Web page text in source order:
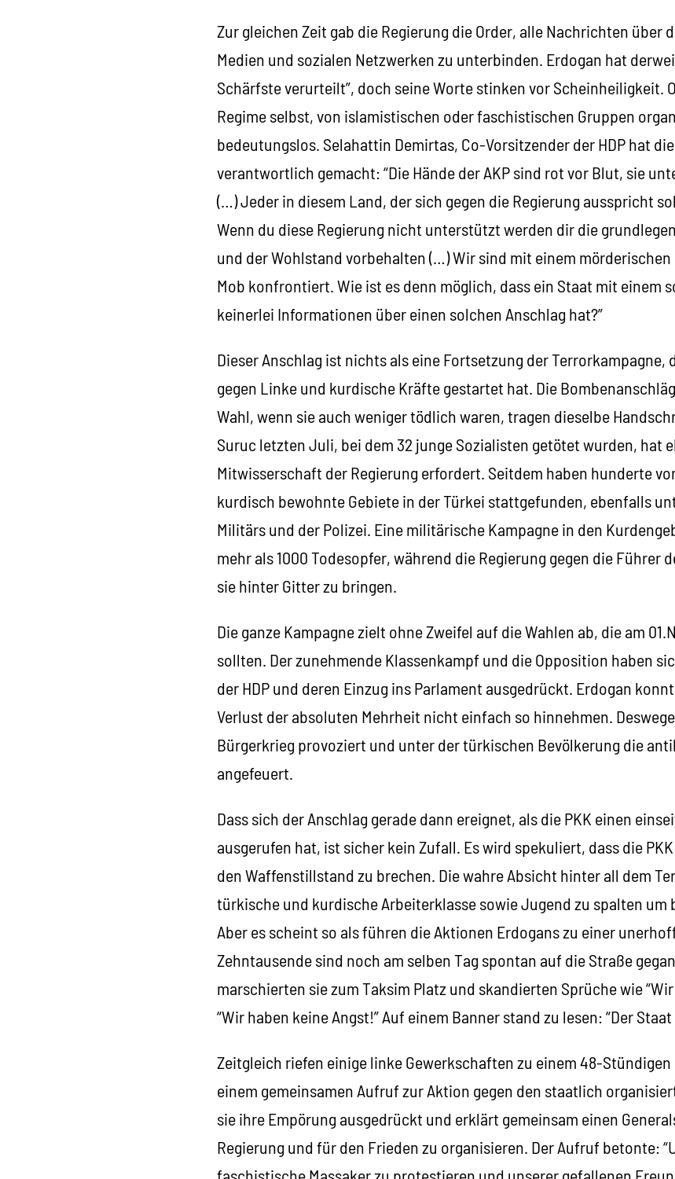
Zur gleichen Zeit gab die Regierung die Order, alle Nachrichten über
Medien und sozialen Netzwerken zu unterbinden. Erdogan hat
Schärfste verurteilt”, doch seine Worte stinken vor Scheinheiligkeit.
Regime selbst, von islamistischen oder faschistischen Gruppen
bedeutungslos. Selahattin Demirtas, Co-Vorsitzender der HDP hat
verantwortlich gemacht: “Die Hände der AKP sind rot vor Blut, sie
(…) Jeder in diesem Land, der sich gegen die Regierung ausspricht
Wenn du diese Regierung nicht unterstützt werden dir die
und der Wohlstand vorbehalten (…) Wir sind mit einem
Mob konfrontiert. Wie ist es denn möglich, dass ein Staat mit einem
keinerlei Informationen über einen solchen Anschlag hat?”
Dieser Anschlag ist nichts als eine Fortsetzung der Terrorkampagne,
gegen Linke und kurdische Kräfte gestartet hat. Die
Wahl, wenn sie auch weniger tödlich waren, tragen dieselbe
Suruc letzten Juli, bei dem 32 junge Sozialisten getötet wurden, hat
Mitwisserschaft der Regierung erfordert. Seitdem haben hunderte
kurdisch bewohnte Gebiete in der Türkei stattgefunden, ebenfalls
Militärs und der Polizei. Eine militärische Kampagne in den
mehr als 1000 Todesopfer, während die Regierung gegen die Führer
sie hinter Gitter zu bringen.
Die ganze Kampagne zielt ohne Zweifel auf die Wahlen ab, die am
sollten. Der zunehmende Klassenkampf und die Opposition haben
der HDP und deren Einzug ins Parlament ausgedrückt. Erdogan
Verlust der absoluten Mehrheit nicht einfach so hinnehmen.
Bürgerkrieg provoziert und unter der türkischen Bevölkerung die
angefeuert.
Dass sich der Anschlag gerade dann ereignet, als die PKK einen
ausgerufen hat, ist sicher kein Zufall. Es wird spekuliert, dass die
den Waffenstillstand zu brechen. Die wahre Absicht hinter all dem
türkische und kurdische Arbeiterklasse sowie Jugend zu spalten um
Aber es scheint so als führen die Aktionen Erdogans zu einer
Zehntausende sind noch am selben Tag spontan auf die Straße
marschierten sie zum Taksim Platz und skandierten Sprüche wie
“Wir haben keine Angst!” Auf einem Banner stand zu lesen: “Der
Zeitgleich riefen einige linke Gewerkschaften zu einem 48-
einem gemeinsamen Aufruf zur Aktion gegen den staatlich
sie ihre Empörung ausgedrückt und erklärt gemeinsam einen
Regierung und für den Frieden zu organisieren. Der Aufruf betonte: